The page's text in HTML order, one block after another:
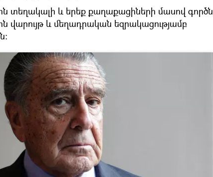
տեղակալի և երեք քաղաքացիների մասով գործն
վարույթ և մեղադրական եզրակացությամբ